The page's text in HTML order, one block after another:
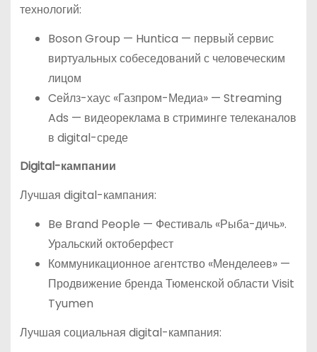
технологий:
Boson Group — Huntica — первый сервис
виртуальных собеседований с человеческим
лицом
Cейлз-хаус «Газпром-Медиа» — Streaming
Ads — видеореклама в стриминге телеканалов
в digital-среде
Digital-кампании
Лучшая digital-кампания:
Be Brand People — Фестиваль «Рыба-дичь».
Уральский октоберфест
Коммуникационное агентство «Менделеев» —
Продвижение бренда Тюменской области Visit
Tyumen
Лучшая социальная digital-кампания: